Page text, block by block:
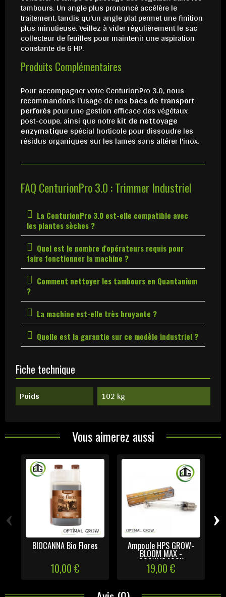
tambours. Un angle plus prononcé accélère le
traitement, tandis qu'un angle plat permet une finition
plus minutieuse. Veillez à vider régulièrement le sac
collecteur de feuilles pour maintenir une aspiration
constante de 6 HP.
Produits Complémentaires
Pour accompagner votre CenturionPro 3.0, nous
recommandons l'usage de nos bacs de transport
perforés pour une gestion efficace des végétaux
post-coupe, ainsi que notrekit de nettoyage
enzymatique spécial horticole pour dissoudre les
résidus organiques sur les lames sans altérer l'inox.
FAQ CenturionPro 3.0 : Trimmer Industriel
La CenturionPro 3.0 est-elle compatible avec
les plantes sèches ?
Quel est le nombre d'opérateurs requis pour
faire fonctionner la machine ?
Comment nettoyer les tambours en Quantanium
?
La machine est-elle très bruyante ?
Quelle est la garantie sur ce modèle industriel ?
Fiche technique
Poids 102 kg
Vous aimerez aussi
BIOCANNA Bio Flores
10,00 €
Ampoule HPS GROW-
BLOOM MAX -
600W/6400K
19,00 €
‹ ›